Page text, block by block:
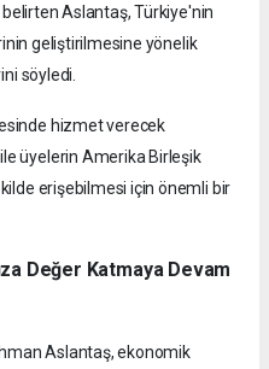
belirten Aslantaş, Türkiye'nin
geliştirilmesine yönelik
söyledi.
hizmet verecek
üyelerin Amerika Birleşik
erişebilmesi için önemli bir
Değer Katmaya Devam
Aslantaş, ekonomik